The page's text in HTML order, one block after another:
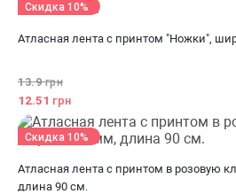
Атласная лента с принтом "Ножки",
13.9грн
12.51 грн
Скидка 10%
Атласная лента с принтом в розовую
длина 90 см.
Скидка 10%